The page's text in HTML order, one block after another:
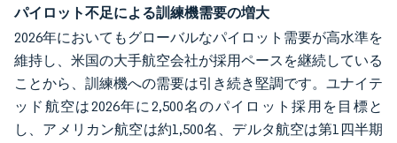
パイロット不足による訓練機需要の増大
2026年においてもグローバルなパイロット需要が高水準を
維持し、米国の大手航空会社が採用ペースを継続している
ことから、訓練機への需要は引き続き堅調です。ユナイテ
ッド航空は2026年に2,500名のパイロット採用を目標と
し、アメリカン航空は約1,500名、デルタ航空は第1四半期